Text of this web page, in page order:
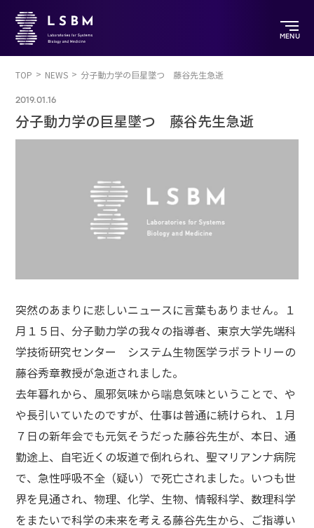
MENU
TOP NEWS 分子動力学の巨星墜つ 藤谷先生急逝
2019.01.16
分子動力学の巨星墜つ 藤谷先生急逝
突然のあまりに悲しいニュースに言葉もありません。１
月１５日、分子動力学の我々の指導者、東京大学先端科
学技術研究センター システム生物医学ラボラトリーの
藤谷秀章教授が急逝されました。
去年暮れから、風邪気味から喘息気味ということで、や
や長引いていたのですが、仕事は普通に続けられ、１月
７日の新年会でも元気そうだった藤谷先生が、本日、通
勤途上、自宅近くの坂道で倒れられ、聖マリアンナ病院
で、急性呼吸不全（疑い）で死亡されました。いつも世
界を見通され、物理、化学、生物、情報科学、数理科学
をまたいで科学の未来を考える藤谷先生から、ご指導い